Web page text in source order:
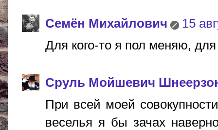
Cемён Михайлович
15
Для кого-то я пол меняю, для
Сруль Мойшевич
При всей моей
веселья я бы зачах